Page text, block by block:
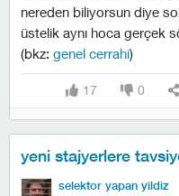
nereden biliyorsun diye
üstelik aynı hoca gerçek
(bkz: genel cerrahi)
17 0
yeni stajyerlere
selektor yapan yildiz